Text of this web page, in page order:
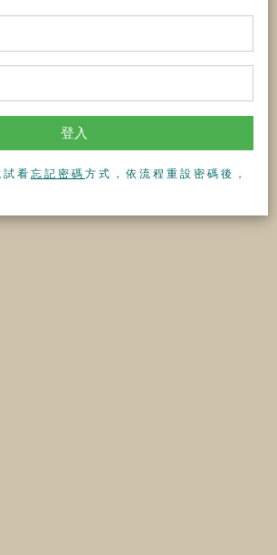
登入
看 忘記密碼 方式，依流程重設密碼後，